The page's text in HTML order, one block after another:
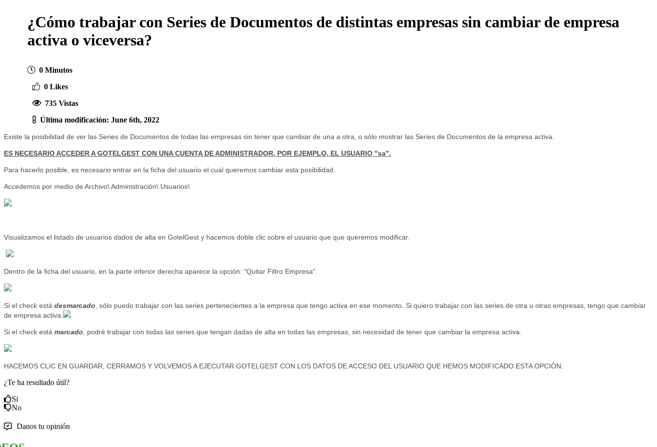
¿Cómo trabajar con Series de Documentos de distintas empresas sin cambiar de empresa
activa o viceversa?
0 Minutos
0 Likes
735 Vistas
Última modificación: June 6th, 2022
Existe la posibilidad de ver las Series de Documentos de todas las empresas sin tener que cambiar de una a otra, o sólo mostrar las Series de Documentos de la empresa activa.
ES NECESARIO ACCEDER A GOTELGEST CON UNA CUENTA DE ADMINISTRADOR, POR EJEMPLO, EL USUARIO "sa".
Para hacerlo posible, es necesario entrar en la ficha del usuario el cual queremos cambiar esta posibilidad.
Accedemos por medio de Archivo\ Administración\ Usuarios\
Visualizamos el listado de usuarios dados de alta en GotelGest y hacemos doble clic sobre el usuario que que queremos modificar.
Dentro de la ficha del usuario, en la parte inferior derecha aparece la opción: "Quitar Filtro Empresa".
Si el check está desmarcado, sólo puedo trabajar con las series pertenecientes a la empresa que tengo activa en ese momento. Si quiero trabajar con las series de otra u otras empresas, tengo que cambiar
de empresa activa.
Si el check está marcado, podré trabajar con todas las series que tengan dadas de alta en todas las empresas, sin necesidad de tener que cambiar la empresa activa.
HACEMOS CLIC EN GUARDAR, CERRAMOS Y VOLVEMOS A EJECUTAR GOTELGEST CON LOS DATOS DE ACCESO DEL USUARIO QUE HEMOS MODIFICADO ESTA OPCIÓN.
¿Te ha resultado útil?
Si
No
Danos tu opinión